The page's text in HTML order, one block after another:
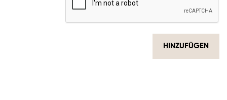
HINZUFÜGEN